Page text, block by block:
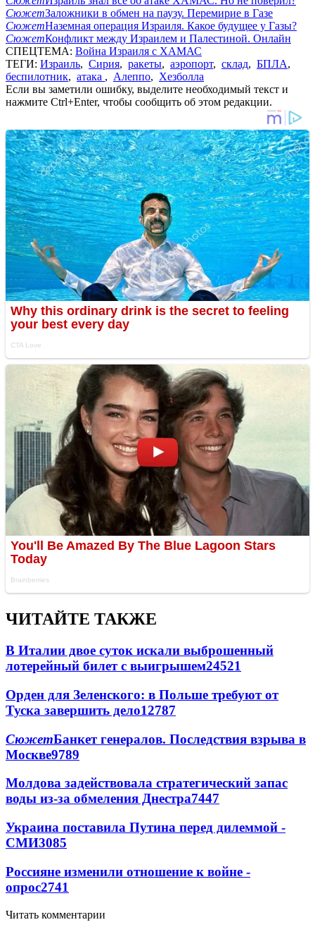
СюжетЗаложники в обмен на паузу. Перемирие в Газе
СюжетНаземная операция Израиля. Какое будущее у Газы?
СюжетКонфликт между Израилем и Палестиной. Онлайн
СПЕЦТЕМА: Война Израиля с ХАМАС
ТЕГИ: Израиль, Сирия, ракеты, аэропорт, склад, БПЛА,
беспилотник, атака , Алеппо, Хезболла
Если вы заметили ошибку, выделите необходимый текст и
нажмите Ctrl+Enter, чтобы сообщить об этом редакции.
ЧИТАЙТЕ ТАКЖЕ
В Италии двое суток искали выброшенный
лотерейный билет с выигрышем24521
Орден для Зеленского: в Польше требуют от
Туска завершить дело12787
СюжетБанкет генералов. Последствия взрыва в
Москве9789
Молдова задействовала стратегический запас
воды из-за обмеления Днестра7447
Украина поставила Путина перед дилеммой -
СМИ3085
Россияне изменили отношение к войне -
опрос2741
Читать комментарии